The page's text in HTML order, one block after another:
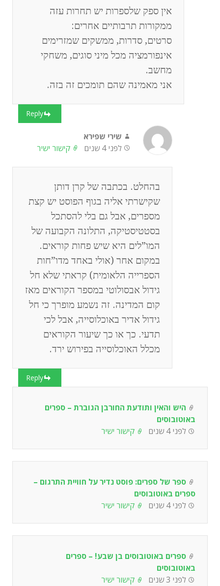
אין ספק שלספרות יש תחרות עזה
ממקורות תרבותיים אחרים:
סרטים, סדרות, ממשקים שמזרימים
אינפורמציה מכל מיני סוגים, משחקי
מחשב.
אני מאמינה שהם תומכים זה בזה.
Reply
שירי שפירא
לפני 4 שנים
קישור ישיר
בהחלט. בכתבה של קרן דותן
שקישרתי אליה בגוף הפוסט יש קצת
מספרים, אבל גם בלי להסתכל
בסטטיסטיקה, התלונה הקבועה של
המו”לים היא שיש פחות קוראים.
במקום אחר (אולי באחד מדו”חות
הספרייה הלאומית) קראתי שלא חל
גידול אבסולוטי במספר הקוראים מאז
קום המדינה. זה נשמע מופרך כי חל
גידול אדיר באוכלוסייה, אבל לכי
תדעי. כך או כך שיעור הקוראים
מכלל האוכלוסייה בפירוש ירד.
Reply
היש והאין ותודעת החורבן הגוברת – ספרים
באוטובוסים
לפני 4 שנים
קישור ישיר
ספר של ספרים: פוסט נדיר על חוויית התרגום –
ספרים באוטובוסים
לפני 4 שנים
קישור ישיר
ספרים באוטובוסים בן שבע! – ספרים
באוטובוסים
לפני 3 שנים
קישור ישיר